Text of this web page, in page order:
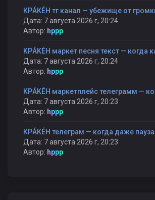
Дата: 7 августа 2026 г, 20:24
Автор: hppp
Дата: 7 августа 2026 г, 20:24
Автор: hppp
Дата: 7 августа 2026 г, 20:23
Автор: hppp
Дата: 7 августа 2026 г, 20:23
Автор: hppp